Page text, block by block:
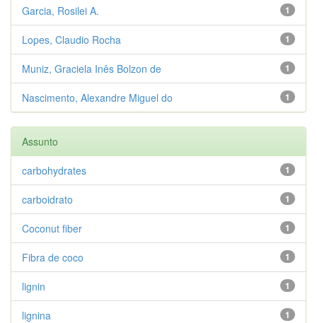
1
Garcia, Rosilei A.
1
Lopes, Claudio Rocha
1
Muniz, Graciela Inês Bolzon de
1
Nascimento, Alexandre Miguel do
Assunto
1
carbohydrates
1
carboidrato
1
Coconut fiber
1
Fibra de coco
1
lignin
1
lignina